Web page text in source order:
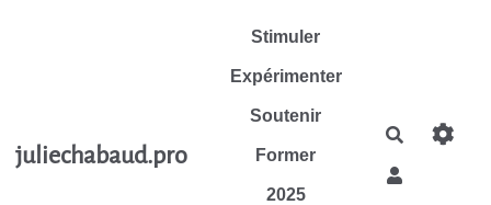
juliechabaud.pro
Stimuler
Expérimenter
Soutenir
Former
2025
Rechercher